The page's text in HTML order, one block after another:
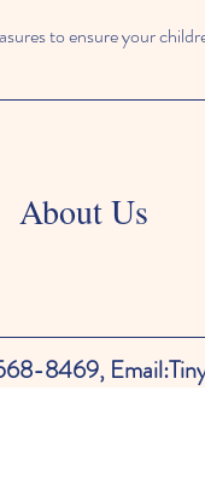
to ensure your
About Us
8469, Email: